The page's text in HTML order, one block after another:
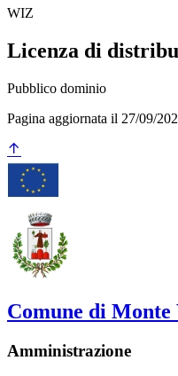
WIZ
Licenza di
Pubblico dominio
Pagina aggiornata il 27/09/
Comune di
Amministrazione